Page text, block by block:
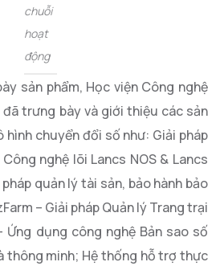
chuỗi
hoạt
động
sản phẩm, Học viện Công nghệ
trưng bày và giới thiệu các sản
hình chuyển đổi số như: Giải pháp
Công nghệ lõi Lancs NOS & Lancs
quản lý tài sản, bảo hành bảo
– Giải pháp Quản lý Trang trại
Ứng dụng công nghệ Bản sao số
thông minh; Hệ thống hỗ trợ thực